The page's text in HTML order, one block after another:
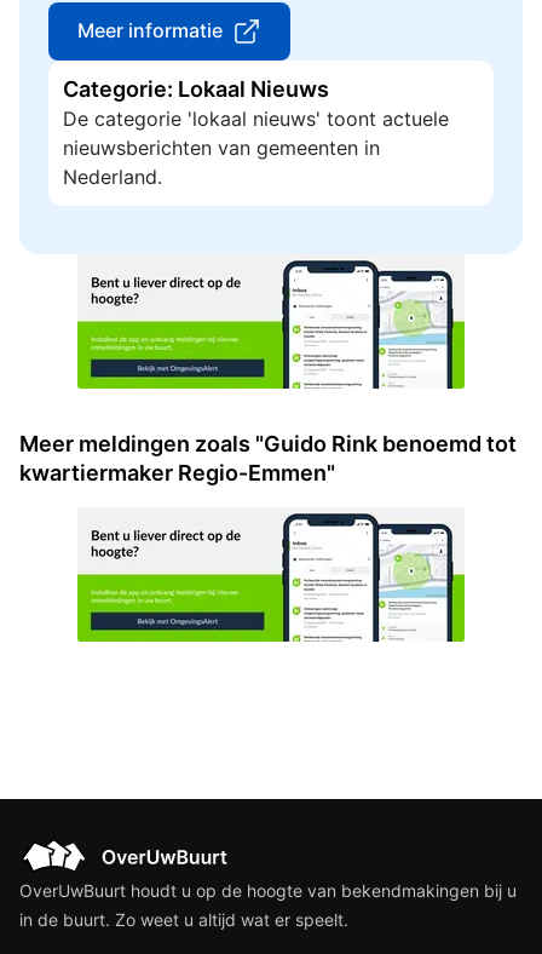
Meer informatie
Categorie: Lokaal Nieuws
De categorie 'lokaal nieuws' toont actuele
nieuwsberichten van gemeenten in
Nederland.
Meer meldingen zoals "Guido Rink benoemd tot
kwartiermaker Regio-Emmen"
OverUwBuurt houdt u op de hoogte van bekendmakingen bij u
in de buurt. Zo weet u altijd wat er speelt.